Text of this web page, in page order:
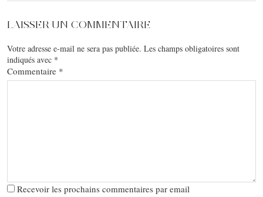
LAISSER UN COMMENTAIRE
Votre adresse e-mail ne sera pas publiée. Les champs obligatoires sont
indiqués avec *
Commentaire *
Recevoir les prochains commentaires par email